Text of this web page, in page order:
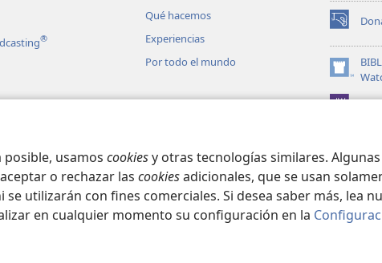
usamos cookiesy otras tecnologías similares. Algunas
o rechazar las cookiesadicionales, que se usan
utilizarán con fines comerciales. Si desea saber más, lea
en cualquier momento su configuración en la
®
Qué hacemos
Experiencias
Por todo el mundo
(abre
una
nueva
ventana)
(abre
una
Tract Society of Pennsylvania. CONDICIONES DE USO|POLÍTICA DE